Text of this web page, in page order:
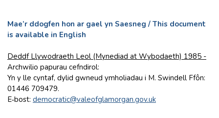
Mae’r ddogfen hon ar gael yn Saesneg / This document
is available in English
Deddf Llywodraeth Leol (Mynediad at Wybodaeth) 1985 -
Archwilio papurau cefndirol:
Yn y lle cyntaf, dylid gwneud ymholiadau i M. Swindell Ffôn:
01446 709479.
E‑bost: democratic@valeofglamorgan.gov.uk